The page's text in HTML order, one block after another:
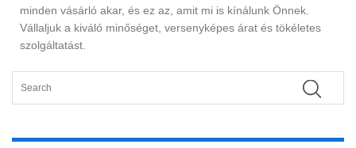
minden vásárló akar, és ez az, amit mi is kínálunk Önnek.
Vállaljuk a kiváló minőséget, versenyképes árat és tökéletes
szolgáltatást.